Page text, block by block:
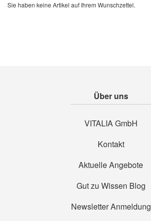
Sie haben keine Artikel auf Ihrem Wunschzettel.
Über uns
VITALIA GmbH
Kontakt
Aktuelle Angebote
Gut zu Wissen Blog
Newsletter Anmeldung